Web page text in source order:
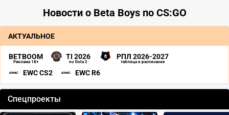
Новости о Beta Boys по CS:GO
АКТУАЛЬНОЕ
BETBOOM
Реклама 18+
TI 2026
по Dota 2
РПЛ 2026-2027
таблица и расписание
EWC CS2 EWC R6
Спецпроекты